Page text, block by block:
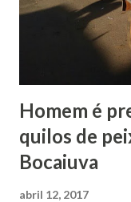
Homem é
quilos de
Bocaiuva
abril 12, 2017